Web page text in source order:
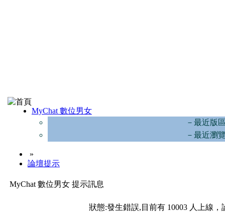
MyChat 數位男女
－最近版
－最近瀏
»
論壇提示
MyChat 數位男女 提示訊息
狀態:發生錯誤,目前有 10003 人上線